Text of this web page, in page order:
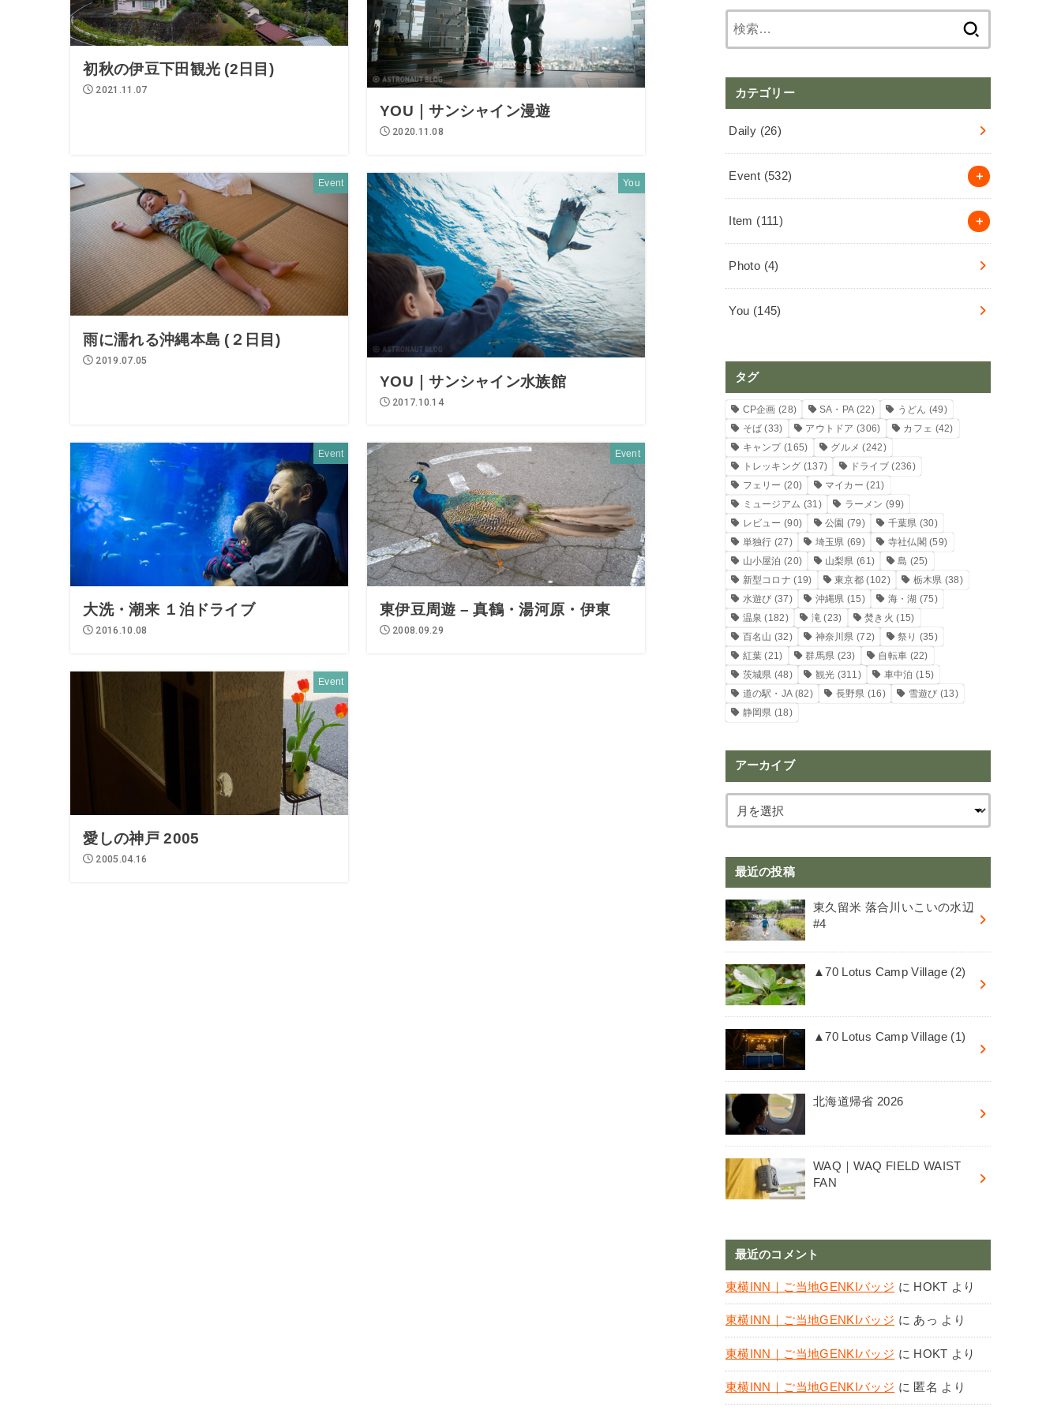
初秋の伊豆下田観光 (2日目)
2021.11.07
YOU｜サンシャイン漫遊
2020.11.08
Event
雨に濡れる沖縄本島 (２日目)
2019.07.05
You
YOU｜サンシャイン水族館
2017.10.14
Event
大洗・潮来 １泊ドライブ
2016.10.08
Event
東伊豆周遊 – 真鶴・湯河原・伊東
2008.09.29
Event
愛しの神戸 2005
2005.04.16
カテゴリー
Daily (26)
Event (532)
Item (111)
Photo (4)
You (145)
タグ
CP企画 (28) SA・PA(22) うどん (49)
そば (33) アウトドア (306) カフェ (42)
キャンプ(165) グルメ (242)
トレッキング (137) ドライブ (236)
フェリー (20) マイカー (21)
ミュージアム (31) ラーメン (99)
レビュー (90) 公園 (79) 千葉県 (30)
単独行 (27) 埼玉県 (69) 寺社仏閣 (59)
山小屋泊 (20) 山梨県 (61) 島 (25)
新型コロナ (19) 東京都 (102) 栃木県 (38)
水遊び (37) 沖縄県 (15) 海・湖 (75)
温泉 (182) 滝 (23) 焚き火 (15)
百名山 (32) 神奈川県 (72) 祭り (35)
紅葉 (21) 群馬県 (23) 自転車 (22)
茨城県 (48) 観光 (311) 車中泊 (15)
道の駅・JA(82) 長野県 (16) 雪遊び (13)
静岡県 (18)
アーカイブ
最近の投稿
東久留米 落合川いこいの水辺
#4
▲70 Lotus Camp Village (2)
▲70 Lotus Camp Village (1)
北海道帰省 2026
WAQ｜WAQ FIELD WAIST
FAN
最近のコメント
東横INN｜ご当地GENKIバッジ に HOKT より
東横INN｜ご当地GENKIバッジ に あっ より
東横INN｜ご当地GENKIバッジ に HOKT より
東横INN｜ご当地GENKIバッジ に 匿名 より